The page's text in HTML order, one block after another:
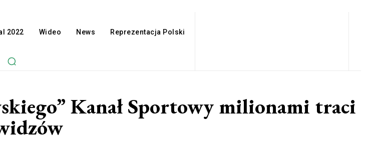
2022 Wideo News Reprezentacja Polski
Kanał Sportowy milionami traci